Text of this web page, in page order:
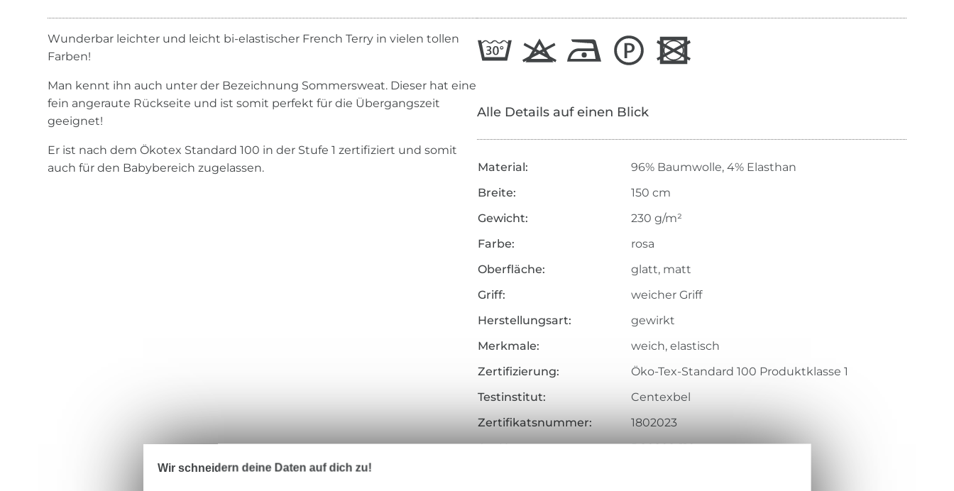
Wunderbar leichter und leicht bi-elastischer French Terry in vielen tollen
Farben!
Man kennt ihn auch unter der Bezeichnung Sommersweat. Dieser hat eine
fein angeraute Rückseite und ist somit perfekt für die Übergangszeit
geeignet!
Er ist nach dem Ökotex Standard 100 in der Stufe 1 zertifiziert und somit
auch für den Babybereich zugelassen.
Alle Details auf einen Blick
Material:
96% Baumwolle, 4% Elasthan
Breite:
150 cm
Gewicht:
230 g/m²
Farbe:
rosa
Oberfläche:
glatt, matt
Griff:
weicher Griff
Herstellungsart:
gewirkt
Merkmale:
weich, elastisch
Zertifizierung:
Öko-Tex-Standard 100 Produktklasse 1
Testinstitut:
Centexbel
Zertifikatsnummer:
1802023
Art.Nr.:
RS0202-110
Wir schneidern deine Daten auf dich zu!